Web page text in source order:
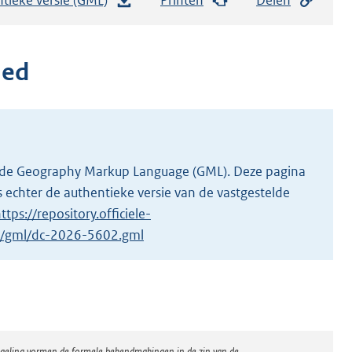
n
g
r
o
o
Markup Language (GML). Deze pagina
de authentieke versie van de vastgestelde
repository.officiele-
gml/dc-2026-5602.gml